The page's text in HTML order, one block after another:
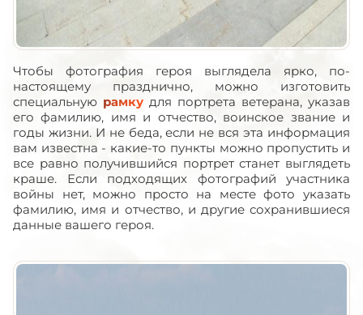
Чтобы фотография героя выглядела ярко, по-
настоящему празднично, можно изготовить
специальную рамку для портрета ветерана, указав
его фамилию, имя и отчество, воинское звание и
годы жизни. И не беда, если не вся эта информация
вам известна - какие-то пункты можно пропустить и
все равно получившийся портрет станет выглядеть
краше. Если подходящих фотографий участника
войны нет, можно просто на месте фото указать
фамилию, имя и отчество, и другие сохранившиеся
данные вашего героя.